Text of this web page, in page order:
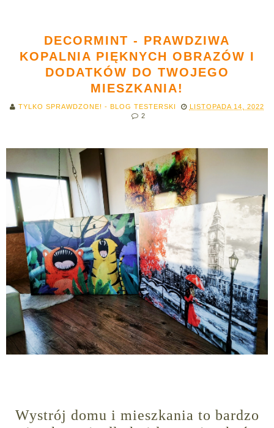
DECORMINT - PRAWDZIWA
KOPALNIA PIĘKNYCH OBRAZÓW I
DODATKÓW DO TWOJEGO
MIESZKANIA!
TYLKO SPRAWDZONE! - BLOG TESTERSKI
LISTOPADA 14, 2022
2
Wystrój domu i mieszkania to bardzo